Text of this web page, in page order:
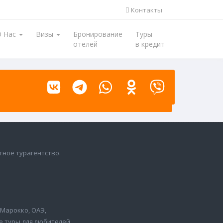
Контакты
Нас Визы
Бронирование
отелей
Туры
в кредит
турагентство.
Марокко, ОАЭ,